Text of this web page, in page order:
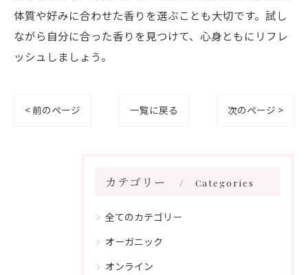
体質や好みに合わせた香りを選ぶことも大切です。試し
ながら自分に合った香りを見つけて、心身ともにリフレ
ッシュしましょう。
< 前のページ 一覧に戻る 次のページ >
カテゴリー Categories
全てのカテゴリー
オーガニック
オンライン